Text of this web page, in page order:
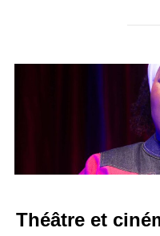
Théâtre et